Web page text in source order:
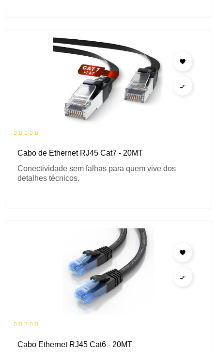


Cabo de Ethernet RJ45 Cat7 - 20MT
Conectividade sem falhas para quem vive dos
detalhes técnicos.


Cabo Ethernet RJ45 Cat6 - 20MT